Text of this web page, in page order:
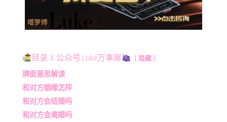
目录 X 公众号:Luke万事屋 隐藏
牌面意思解读
和对方姻缘怎样
和对方会结婚吗
和对方会离婚吗